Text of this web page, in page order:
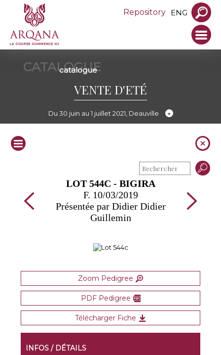
Repository ENG
CATALOGUE
catalogue
VENTE D'ETÉ
Du 30 juin au 1 juillet 2021, Deauville
LOT 544C - BIGIRA
F. 10/03/2019
Présentée par Didier Didier
Guillemin
Zoom Pedigree
PDF Pedigree
Télécharger Fiche
INFOS / DÉTAILS